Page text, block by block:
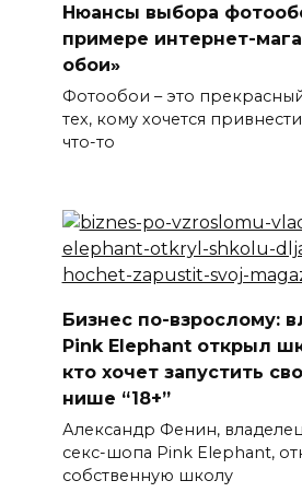
Нюансы выбора
примере интернет-
обои»
Фотообои – это
тех, кому хочется
что-то
Бизнес по-взрослому:
Pink Elephant открыл
кто хочет запустить
нише “18+”
Александр Фенин,
секс-шопа Pink Elephant,
собственную школу